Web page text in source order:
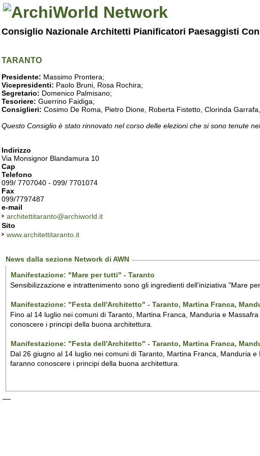
Consiglio Nazionale Architetti Pianificatori Paesaggisti
TARANTO
Presidente: Massimo Prontera;
Vicepresidenti: Paolo Bruni, Rosa Rochira;
Segretario: Domenico Palmisano;
Tesoriere: Guerrino Faidiga;
Consiglieri: Cosimo De Roma, Pietro Dione, Roberta Fistetto, Clorinda
Questo Consiglio è stato rinnovato nel corso delle elezioni che si sono tenute
Indirizzo
Via Monsignor Blandamura 10
Cap
Telefono
099/ 7707040 - 099/ 7701074
Fax
099/7797487
e-mail
architettitaranto@archiworld.it
Sito
www.architettitaranto.it
News dalla sezione Network di AWN
Manifestazione: "Mare per tutti" - Taranto
Sensibilizzazione e intrattenimento sono gli ingredienti dell'iniziativa "Mare
Manifestazione: "Festa dell'Architetto" - Taranto, Martina Franca,
Fino al 14 luglio nei comuni di Taranto, Martina Franca, Manduria e
conoscere i principi della buona architettura.
Manifestazione: "Festa dell'Architetto" - Taranto, Martina Franca,
Dal 26 giugno al 14 luglio nei comuni di Taranto, Martina Franca, Manduria
faranno conoscere i principi della buona architettura.